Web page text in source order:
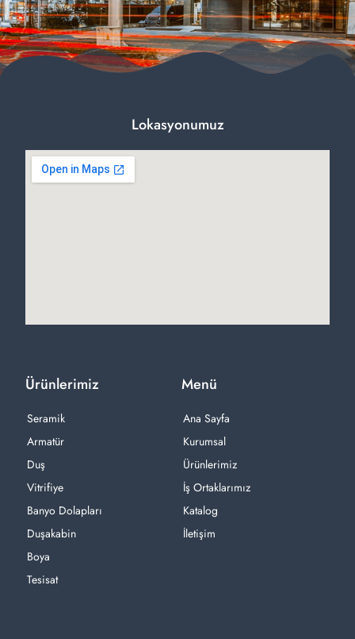
Menü
Ana Sayfa
Kurumsal
Ürünlerimiz
İş Ortaklarımız
Katalog
İletişim
Ürünlerimiz
Seramik
Armatür
Duş
Vitrifiye
Banyo Dolapları
Duşakabin
Boya
Tesisat
Lokasyonumuz